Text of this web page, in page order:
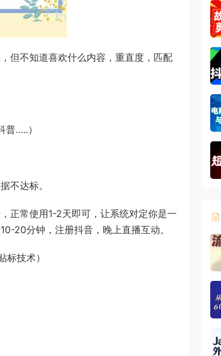
但不知道喜欢什么内容，重直度，匹配
…..）
不达标。
正常使用1-2天即可，让系统对定你是一
20分钟，注册抖音，晚上直播互动。
技术）